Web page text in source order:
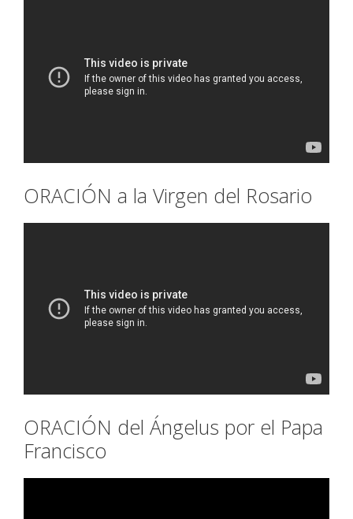
ORACIÓN a la Virgen del Rosario
ORACIÓN del Ángelus por el Papa
Francisco